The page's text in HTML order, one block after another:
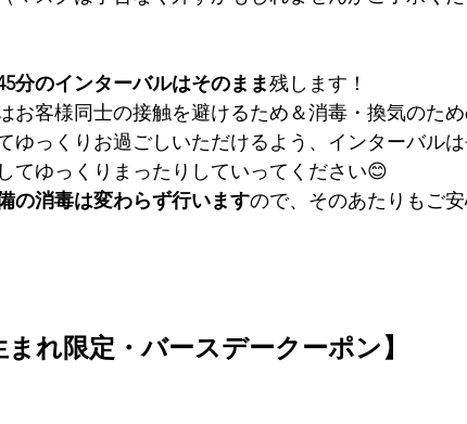
分のインターバルはそのまま残します！
お客様同士の接触を避けるため＆消毒・換気のた
ゆっくりお過ごしいただけるよう、インターバル
てゆっくりまったりしていってください😊
の消毒は変わらず行いますので、そのあたりもご安
まれ限定・バースデークーポン】